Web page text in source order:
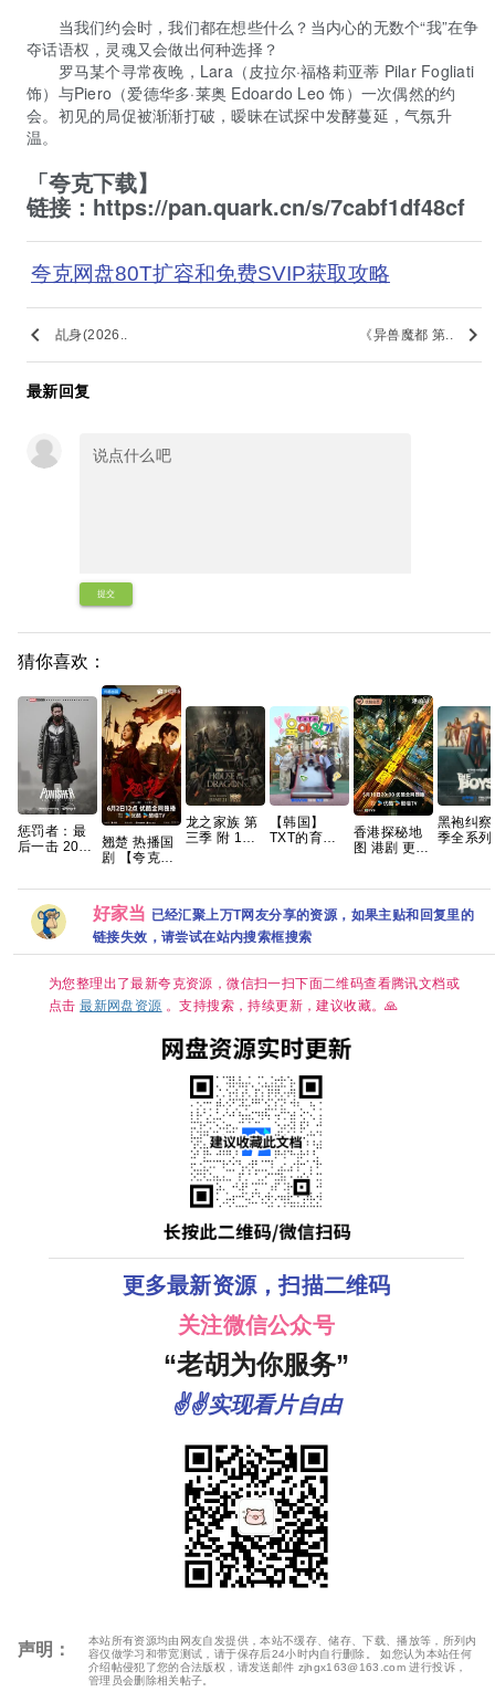
当我们约会时，我们都在想些什么？当内心的无数个“我”在争
夺话语权，灵魂又会做出何种选择？
罗马某个寻常夜晚，Lara（皮拉尔·福格莉亚蒂 Pilar Fogliati
饰）与Piero（爱德华多·莱奥 Edoardo Leo 饰）一次偶然的约
会。初见的局促被渐渐打破，暧昧在试探中发酵蔓延，气氛升
温。
「夸克下载】
链接： https://pan.quark.cn/s/7cabf1df48cf
夸克网盘80T扩容和免费SVIP获取攻略
keyboard_arrow_left 乩身(2026.. 《异兽魔都 第.. keyboard_arrow_right
最新回复
提交
猜你喜欢：
惩罚者：最
后一击 2026
翘楚 热播国
剧 【夸克百
龙之家族 第
三季 附 1～2
7GB左右】
【韩国】
TXT的育儿
TXT's
Parenting
Diary 夸克
이브）将于
5 月 1 日
（周五）独
传奇综艺回
归的《TXT
记》
香港探秘地
图 港剧 更11
黑袍纠
季全系列 手
好家当 已经汇聚上万T网友分享的资源，如果主贴和回复里的
链接失效，请尝试在站内搜索框搜索
为您整理出了最新夸克资源，微信扫一扫下面二维码查看腾讯文档或
点击最新网盘资源 。支持搜索，持续更新，建议收藏。🙏
更多最新资源，扫描二维码
关注微信公众号
“老胡为你服务”
✌✌实现看片自由
声明：
本站所有资源均由网友自发提供，本站不缓存、储存、下载、播放等，所列内
容仅做学习和带宽测试，请于保存后24小时内自行删除。 如您认为本站任何
介绍帖侵犯了您的合法版权，请发送邮件 zjhgx163@163.com 进行投诉，
管理员会删除相关帖子。